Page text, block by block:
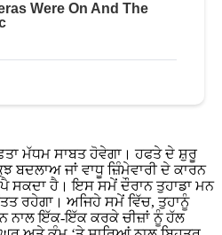
ਮੱਧਮ ਸਾਬਤ ਹੋਵੇਗਾ। ਹਫਤੇ ਦੇ ਸ਼ੁਰੂ
ਬਦਲਾਅ ਜਾਂ ਵਾਧੂ ਜ਼ਿੰਮੇਵਾਰੀ ਦੇ ਕਾਰਨ
ਸਕਦਾ ਹੈ। ਇਸ ਸਮੇਂ ਦੌਰਾਨ ਤੁਹਾਡਾ ਮਨ
ਰਹੇਗਾ। ਅਜਿਹੇ ਸਮੇਂ ਵਿੱਚ, ਤੁਹਾਨੂੰ
ਨਾਲ ਇੱਕ-ਇੱਕ ਕਰਕੇ ਚੀਜ਼ਾਂ ਨੂੰ ਹੱਲ